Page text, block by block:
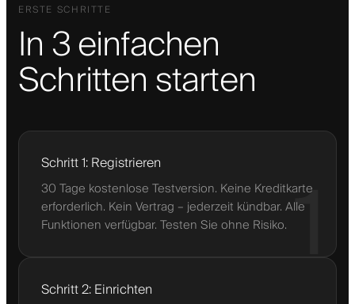
ERSTE SCHRITTE
In 3 einfachen
Schritten starten
1
Schritt 1: Registrieren
30 Tage kostenlose Testversion. Keine Kreditkarte
erforderlich. Kein Vertrag – jederzeit kündbar. Alle
Funktionen verfügbar. Testen Sie ohne Risiko.
Schritt 2: Einrichten